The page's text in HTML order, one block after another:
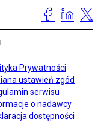
Prywatności
ustawień zgód
serwisu
o nadawcy
dostępności